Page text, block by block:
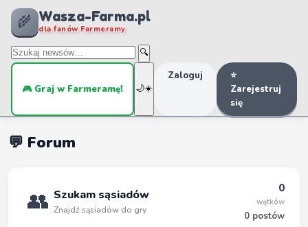
🌾 Wasza-Farma.pl
dla fanów Farmeramy
🔍
🎮 Graj w Farmeramę! 🌙☀️
Zaloguj
⭐
Zarejestruj
się
💬 Forum
👥 Szukam sąsiadów
Znajdź sąsiadów do gry
0
wątków
0 postów